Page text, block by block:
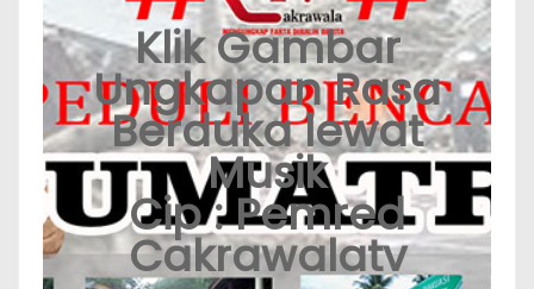
Klik Gambar
Ungkapan Rasa
Berduka lewat
Musik
Cip : Pemred
Cakrawalatv